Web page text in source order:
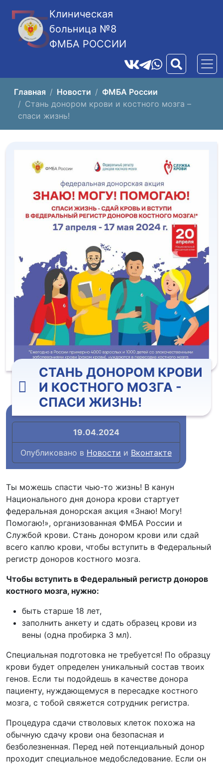
Клиническая
больница №8
ФМБА РОССИИ
Главная Новости
ФМБА России
Стань донором крови и костного мозга –
спаси жизнь!
СТАНЬ ДОНОРОМ КРОВИ
И КОСТНОГО МОЗГА -
СПАСИ ЖИЗНЬ!
19.04.2024
Опубликовано в Новости и Вконтакте
Ты можешь спасти чью-то жизнь! В канун
Национального дня донора крови стартует
федеральная донорская акция «Знаю! Могу!
Помогаю!», организованная ФМБА России и
Службой крови. Стань донором крови или сдай
всего каплю крови, чтобы вступить в Федеральный
регистр доноров костного мозга.
Чтобы вступить в Федеральный регистр доноров
костного мозга, нужно:
️быть старше 18 лет,
️заполнить анкету и сдать образец крови из
вены (одна пробирка 3 мл).
Специальная подготовка не требуется! По образцу
крови будет определен уникальный состав твоих
генов. Если ты подойдешь в качестве донора
пациенту, нуждающемуся в пересадке костного
мозга, с тобой свяжется сотрудник регистра.
Процедура сдачи стволовых клеток похожа на
обычную сдачу крови она безопасная и
безболезненная. Перед ней потенциальный донор
проходит специальное медобследование. Если он